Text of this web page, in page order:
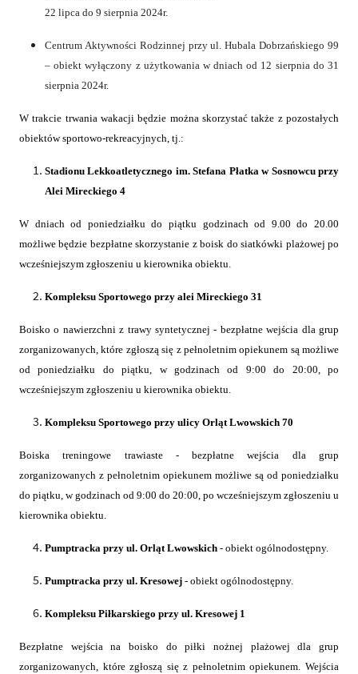
22 lipca do 9 sierpnia 2024r.
Centrum Aktywności Rodzinnej przy ul. Hubala Dobrzańskiego 99
– obiekt wyłączony z użytkowania w dniach od 12 sierpnia do 31
sierpnia 2024r.
W trakcie trwania wakacji będzie można skorzystać także z pozostałych
obiektów sportowo-rekreacyjnych, tj.:
Stadionu Lekkoatletycznego im. Stefana Płatka w Sosnowcu przy
Alei Mireckiego 4
W dniach od poniedziałku do piątku godzinach od 9.00 do 20.00
możliwe będzie bezpłatne skorzystanie z boisk do siatkówki plażowej po
wcześniejszym zgłoszeniu u kierownika obiektu.
Kompleksu Sportowego przy alei Mireckiego 31
Boisko o nawierzchni z trawy syntetycznej - bezpłatne wejścia dla grup
zorganizowanych, które zgłoszą się z pełnoletnim opiekunem są możliwe
od poniedziałku do piątku, w godzinach od 9:00 do 20:00, po
wcześniejszym zgłoszeniu u kierownika obiektu.
Kompleksu Sportowego przy ulicy Orląt Lwowskich 70
Boiska treningowe trawiaste - bezpłatne wejścia dla grup
zorganizowanych z pełnoletnim opiekunem możliwe są od poniedziałku
do piątku, w godzinach od 9:00 do 20:00, po wcześniejszym zgłoszeniu u
kierownika obiektu.
Pumptracka przy ul. Orląt Lwowskich - obiekt ogólnodostępny.
Pumptracka przy ul. Kresowej - obiekt ogólnodostępny.
Kompleksu Piłkarskiego przy ul. Kresowej 1
Bezpłatne wejścia na boisko do piłki nożnej plażowej dla grup
zorganizowanych, które zgłoszą się z pełnoletnim opiekunem. Wejścia